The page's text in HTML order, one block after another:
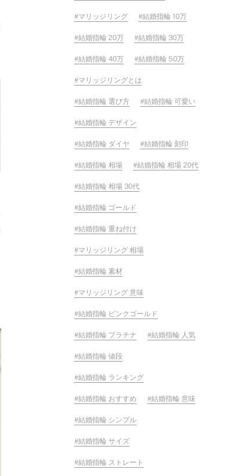
マリッジリング 結婚指輪 10万
結婚指輪 20万 結婚指輪 30万
結婚指輪 40万 結婚指輪 50万
マリッジリングとは
結婚指輪 選び方 結婚指輪 可愛い
結婚指輪 デザイン
結婚指輪 ダイヤ 結婚指輪 刻印
結婚指輪 相場 結婚指輪 相場 20代
結婚指輪 相場 30代
結婚指輪 ゴールド
結婚指輪 重ね付け
マリッジリング 相場
結婚指輪 素材
マリッジリング 意味
結婚指輪 ピンクゴールド
結婚指輪 プラチナ 結婚指輪 人気
結婚指輪 値段
結婚指輪 ランキング
結婚指輪 おすすめ 結婚指輪 意味
結婚指輪 シンプル
結婚指輪 サイズ
結婚指輪 ストレート